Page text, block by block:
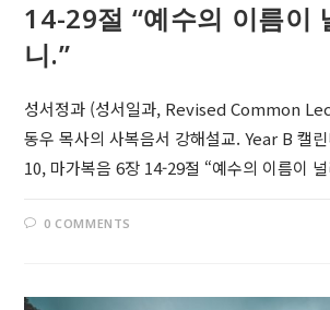
14-29절 “예수의 이름이
니.”
성서정과 (성서일과, Revised Common
동우 목사의 사복음서 강해설교. Year B 캘
10, 마가복음 6장 14-29절 “예수의 이름이
0 COMMENTS